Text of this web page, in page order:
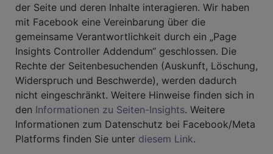
der Seite und deren Inhalte interagieren. Wir haben
mit Facebook eine Vereinbarung über die
gemeinsame Verantwortlichkeit durch ein „Page
Insights Controller Addendum“ geschlossen. Die
Rechte der Seitenbesuchenden (Auskunft, Löschung,
Widerspruch und Beschwerde), werden dadurch
nicht eingeschränkt. Weitere Hinweise finden sich in
den Informationen zu Seiten-Insights. Weitere
Informationen zum Datenschutz bei Facebook/Meta
Platforms finden Sie unter diesem Link.